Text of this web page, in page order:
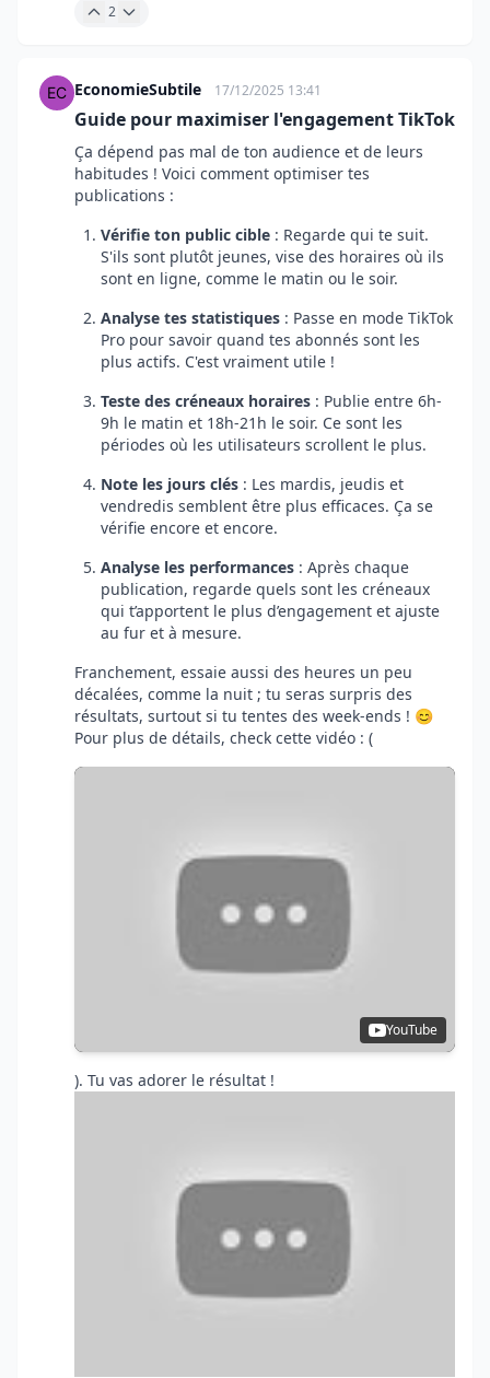
2
EconomieSubtile 17/12/2025 13:41
Guide pour maximiser l'engagement TikTok
Ça dépend pas mal de ton audience et de leurs
habitudes ! Voici comment optimiser tes
publications :
Vérifie ton public cible : Regarde qui te suit.
S'ils sont plutôt jeunes, vise des horaires où ils
sont en ligne, comme le matin ou le soir.
Analyse tes statistiques : Passe en mode TikTok
Pro pour savoir quand tes abonnés sont les
plus actifs. C'est vraiment utile !
Teste des créneaux horaires : Publie entre 6h-
9h le matin et 18h-21h le soir. Ce sont les
périodes où les utilisateurs scrollent le plus.
Note les jours clés : Les mardis, jeudis et
vendredis semblent être plus efficaces. Ça se
vérifie encore et encore.
Analyse les performances : Après chaque
publication, regarde quels sont les créneaux
qui t’apportent le plus d’engagement et ajuste
au fur et à mesure.
Franchement, essaie aussi des heures un peu
décalées, comme la nuit ; tu seras surpris des
résultats, surtout si tu tentes des week-ends ! 😊
Pour plus de détails, check cette vidéo : (
YouTube
). Tu vas adorer le résultat !